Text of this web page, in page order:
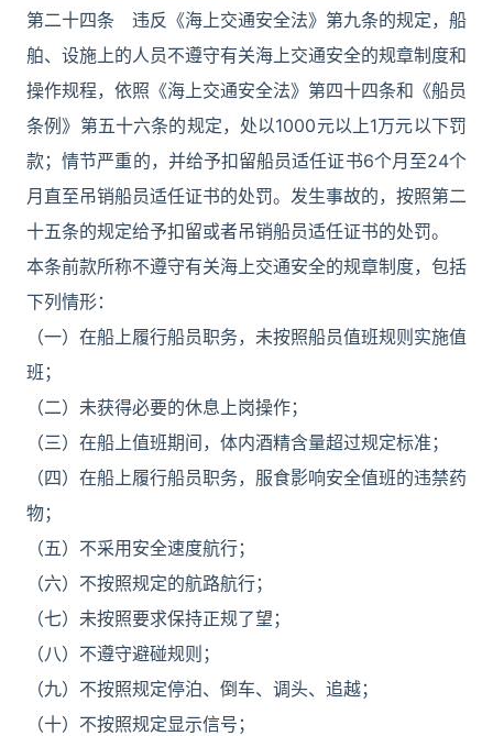
第二十四条 违反《海上交通安全法》第九条的规定，船
舶、设施上的人员不遵守有关海上交通安全的规章制度和
操作规程，依照《海上交通安全法》第四十四条和《船员
条例》第五十六条的规定，处以1000元以上1万元以下罚
款；情节严重的，并给予扣留船员适任证书6个月至24个
月直至吊销船员适任证书的处罚。发生事故的，按照第二
十五条的规定给予扣留或者吊销船员适任证书的处罚。
本条前款所称不遵守有关海上交通安全的规章制度，包括
下列情形：
（一）在船上履行船员职务，未按照船员值班规则实施值
班；
（二）未获得必要的休息上岗操作；
（三）在船上值班期间，体内酒精含量超过规定标准；
（四）在船上履行船员职务，服食影响安全值班的违禁药
物；
（五）不采用安全速度航行；
（六）不按照规定的航路航行；
（七）未按照要求保持正规了望；
（八）不遵守避碰规则；
（九）不按照规定停泊、倒车、调头、追越；
（十）不按照规定显示信号；